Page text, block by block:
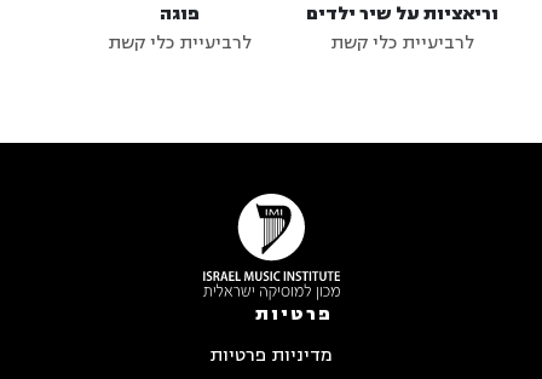
וריאציות על שיר ילדים
לרביעיית כלי קשת
פוגה
לרביעיית כלי קשת
פרטיות
מדיניות פרטיות